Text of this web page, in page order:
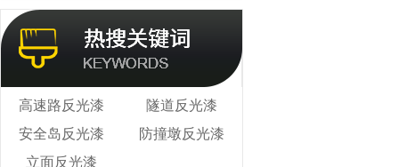
高速路反光漆
隧道反光漆
安全岛反光漆
防撞墩反光漆
立面反光漆